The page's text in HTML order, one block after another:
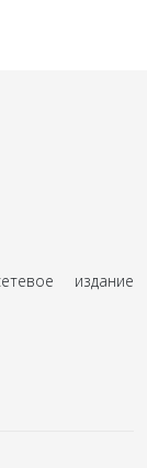
издание